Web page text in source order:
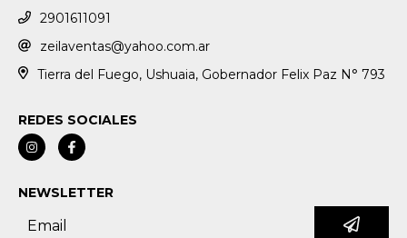
2901611091
zeilaventas@yahoo.com.ar
Tierra del Fuego, Ushuaia, Gobernador Felix Paz N° 793
REDES SOCIALES
NEWSLETTER